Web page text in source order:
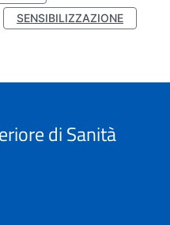
SENSIBILIZZAZIONE
di Sanità